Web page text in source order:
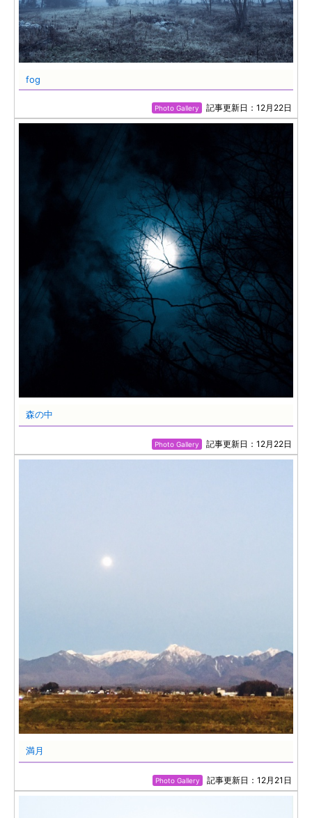
fog
Photo Gallery 記事更新日：12月22日
森の中
Photo Gallery 記事更新日：12月22日
満月
Photo Gallery 記事更新日：12月21日